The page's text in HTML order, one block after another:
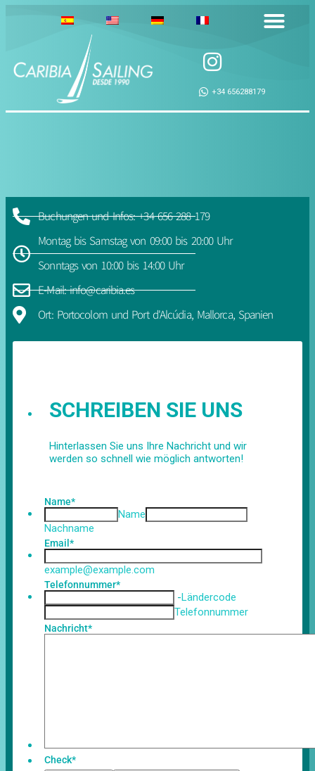
+34 656288179
Buchungen und Infos: +34 656 288 179
Montag bis Samstag von 09:00 bis 20:00 Uhr
Sonntags von 10:00 bis 14:00 Uhr
E-Mail:info@caribia.es
Ort: Portocolom und Port d'Alcúdia, Mallorca, Spanien
SCHREIBEN SIE UNS
Hinterlassen Sie uns Ihre Nachricht und wir
werden so schnell wie möglich antworten!
Name*
Name
Nachname
Email *
example@example.com
Telefonnummer*
-Ländercode
Telefonnummer
Nachricht*
Check*